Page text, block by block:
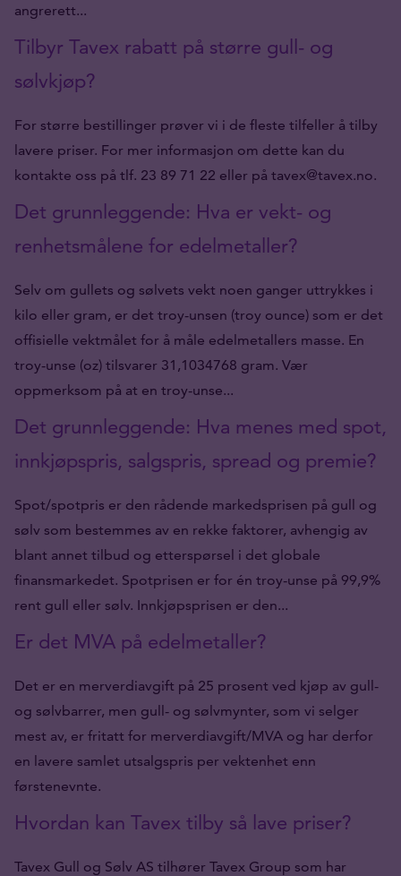
angrerett...
Tilbyr Tavex rabatt på større gull- og
sølvkjøp?
For større bestillinger prøver vi i de fleste tilfeller å tilby
lavere priser. For mer informasjon om dette kan du
kontakte oss på tlf. 23 89 71 22 eller på tavex@tavex.no.
Det grunnleggende: Hva er vekt- og
renhetsmålene for edelmetaller?
Selv om gullets og sølvets vekt noen ganger uttrykkes i
kilo eller gram, er det troy-unsen (troy ounce) som er det
offisielle vektmålet for å måle edelmetallers masse. En
troy-unse (oz) tilsvarer 31,1034768 gram. Vær
oppmerksom på at en troy-unse...
Det grunnleggende: Hva menes med spot,
innkjøpspris, salgspris, spread og premie?
Spot/spotpris er den rådende markedsprisen på gull og
sølv som bestemmes av en rekke faktorer, avhengig av
blant annet tilbud og etterspørsel i det globale
finansmarkedet. Spotprisen er for én troy-unse på 99,9%
rent gull eller sølv. Innkjøpsprisen er den...
Er det MVA på edelmetaller?
Det er en merverdiavgift på 25 prosent ved kjøp av gull-
og sølvbarrer, men gull- og sølvmynter, som vi selger
mest av, er fritatt for merverdiavgift/MVA og har derfor
en lavere samlet utsalgspris per vektenhet enn
førstenevnte.
Hvordan kan Tavex tilby så lave priser?
Tavex Gull og Sølv AS tilhører Tavex Group som har